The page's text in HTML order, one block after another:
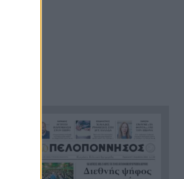
14:18 Ευρωλίγκα μπάσκετ: Με υπερ-
ρόστερ οι δύο ελληνικές
ομάδες
14:18 Η εμπειρία της Δυτικής